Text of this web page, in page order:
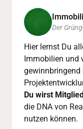
Der
Hier lernst Du
Immobilien und
gewinnbringend
Du wirst
die DNA von
nutzen können.